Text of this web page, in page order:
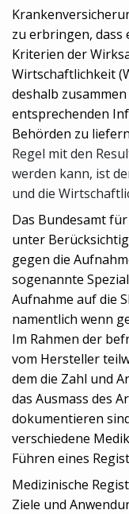
zu erbringen, dass
Kriterien der
Wirtschaftlichkeit
deshalb
entsprechenden
Behörden zu
Regel mit den
werden kann, ist
und die
Das Bundesamt
unter
gegen die
sogenannte
Aufnahme auf die
namentlich wenn
Im Rahmen der
vom Hersteller
dem die Zahl und
das Ausmass des
dokumentieren
verschiedene
Führen eines
Medizinische
Ziele und